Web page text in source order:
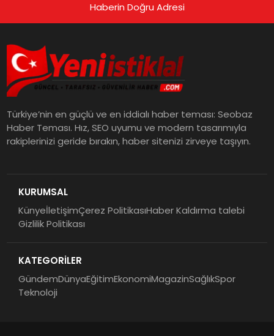
Haberin Doğru Adresi
Türkiye’nin en güçlü ve en iddialı haber teması: Seobaz
Haber Teması. Hız, SEO uyumu ve modern tasarımıyla
rakiplerinizi geride bırakın, haber sitenizi zirveye taşıyın.
KURUMSAL
KünyeİletişimÇerez PolitikasıHaber Kaldırma talebi
Gizlilik Politikası
KATEGORİLER
GündemDünyaEğitimEkonomiMagazinSağlıkSpor
Teknoloji